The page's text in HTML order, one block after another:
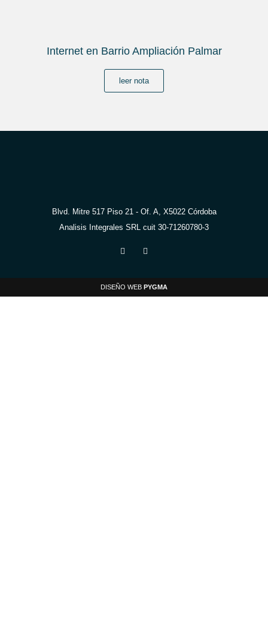
Internet en Barrio Ampliación Palmar
leer nota
Blvd. Mitre 517 Piso 21 - Of. A, X5022 Córdoba
Analisis Integrales SRL cuit 30-71260780-3
DISEÑO WEB PYGMA